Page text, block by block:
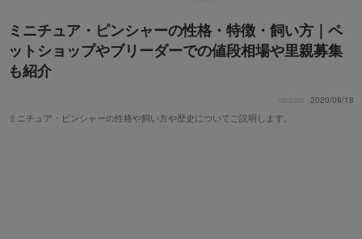
ミニチュア・ピンシャーの性格・特徴・飼い方｜ペ
ットショップやブリーダーでの値段相場や里親募集
も紹介
update 2020/09/18
ミニチュア・ピンシャーの性格や飼い方や歴史についてご説明します。